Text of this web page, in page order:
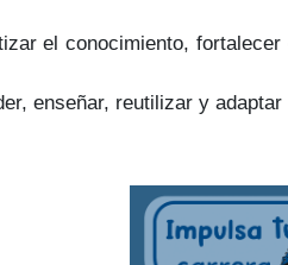
el conocimiento,
enseñar, reutilizar y